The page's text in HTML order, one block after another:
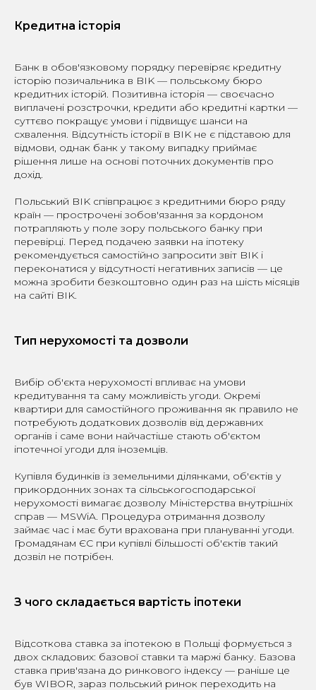
Кредитна історія
Банк в обов'язковому порядку перевіряє кредитну
історію позичальника в BIK — польському бюро
кредитних історій. Позитивна історія — своєчасно
виплачені розстрочки, кредити або кредитні картки —
суттєво покращує умови і підвищує шанси на
схвалення. Відсутність історії в BIK не є підставою для
відмови, однак банк у такому випадку приймає
рішення лише на основі поточних документів про
дохід.
Польський BIK співпрацює з кредитними бюро ряду
країн — прострочені зобов'язання за кордоном
потрапляють у поле зору польського банку при
перевірці. Перед подачею заявки на іпотеку
рекомендується самостійно запросити звіт BIK і
переконатися у відсутності негативних записів — це
можна зробити безкоштовно один раз на шість місяців
на сайті BIK.
Тип нерухомості та дозволи
Вибір об'єкта нерухомості впливає на умови
кредитування та саму можливість угоди. Окремі
квартири для самостійного проживання як правило не
потребують додаткових дозволів від державних
органів і саме вони найчастіше стають об'єктом
іпотечної угоди для іноземців.
Купівля будинків із земельними ділянками, об'єктів у
прикордонних зонах та сільськогосподарської
нерухомості вимагає дозволу Міністерства внутрішніх
справ — MSWiA. Процедура отримання дозволу
займає час і має бути врахована при плануванні угоди.
Громадянам ЄС при купівлі більшості об'єктів такий
дозвіл не потрібен.
З чого складається вартість іпотеки
Відсоткова ставка за іпотекою в Польщі формується з
двох складових: базової ставки та маржі банку. Базова
ставка прив'язана до ринкового індексу — раніше це
був WIBOR, зараз польський ринок переходить на